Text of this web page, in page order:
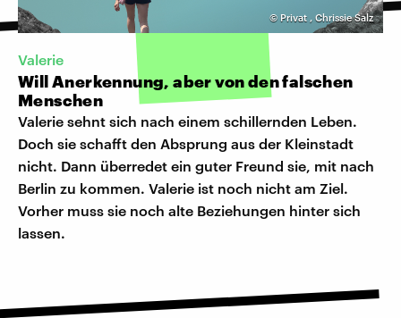
© Privat , Chrissie Salz
Valerie
Will Anerkennung, aber von den falschen
Menschen
Valerie sehnt sich nach einem schillernden Leben.
Doch sie schafft den Absprung aus der Kleinstadt
nicht. Dann überredet ein guter Freund sie, mit nach
Berlin zu kommen. Valerie ist noch nicht am Ziel.
Vorher muss sie noch alte Beziehungen hinter sich
lassen.